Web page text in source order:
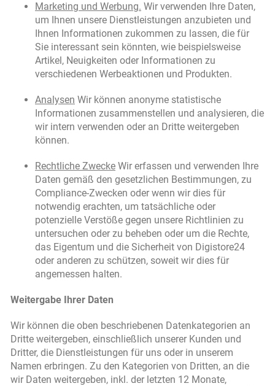
Marketing und Werbung. Wir verwenden Ihre Daten,
um Ihnen unsere Dienstleistungen anzubieten und
Ihnen Informationen zukommen zu lassen, die für
Sie interessant sein könnten, wie beispielsweise
Artikel, Neuigkeiten oder Informationen zu
verschiedenen Werbeaktionen und Produkten.
Analysen Wir können anonyme statistische
Informationen zusammenstellen und analysieren, die
wir intern verwenden oder an Dritte weitergeben
können.
Rechtliche Zwecke Wir erfassen und verwenden Ihre
Daten gemäß den gesetzlichen Bestimmungen, zu
Compliance-Zwecken oder wenn wir dies für
notwendig erachten, um tatsächliche oder
potenzielle Verstöße gegen unsere Richtlinien zu
untersuchen oder zu beheben oder um die Rechte,
das Eigentum und die Sicherheit von Digistore24
oder anderen zu schützen, soweit wir dies für
angemessen halten.
Weitergabe Ihrer Daten
Wir können die oben beschriebenen Datenkategorien an
Dritte weitergeben, einschließlich unserer Kunden und
Dritter, die Dienstleistungen für uns oder in unserem
Namen erbringen. Zu den Kategorien von Dritten, an die
wir Daten weitergeben, inkl. der letzten 12 Monate,